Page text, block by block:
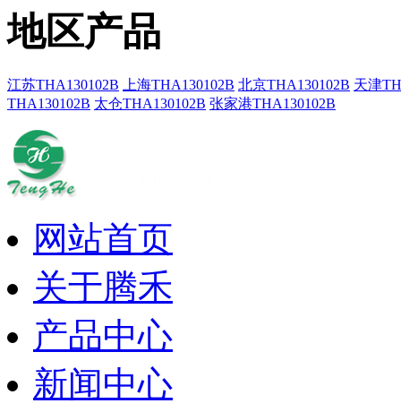
地区产品
江苏THA130102B 上海THA130102B 北京THA130102B 天津
THA130102B 太仓THA130102B 张家港THA130102B
网站首页
关于腾禾
产品中心
新闻中心